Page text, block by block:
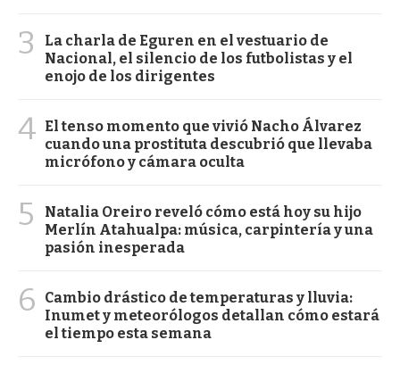
3
La charla de Eguren en el vestuario de
Nacional, el silencio de los futbolistas y el
enojo de los dirigentes
4 El tenso momento que vivió Nacho Álvarez
cuando una prostituta descubrió que llevaba
micrófono y cámara oculta
5
Natalia Oreiro reveló cómo está hoy su hijo
Merlín Atahualpa: música, carpintería y una
pasión inesperada
6
Cambio drástico de temperaturas y lluvia:
Inumet y meteorólogos detallan cómo estará
el tiempo esta semana